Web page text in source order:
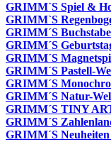
GRIMM´S Spiel &
GRIMM`S
GRIMM´S
GRIMM´S
GRIMM´S
GRIMM´S Pastell-
GRIMM´S
GRIMM´S Natur-
GRIMM´S TINY
GRIMM´S
GRIMM´S Neuheiten